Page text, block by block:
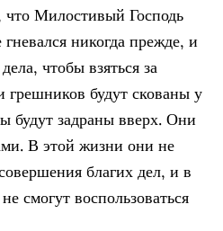
Милостивый Господь
гневался никогда прежде, и
чтобы взяться за
будут скованы у
будут задраны вверх. Они
В этой жизни они не
благих дел, и в
смогут воспользоваться